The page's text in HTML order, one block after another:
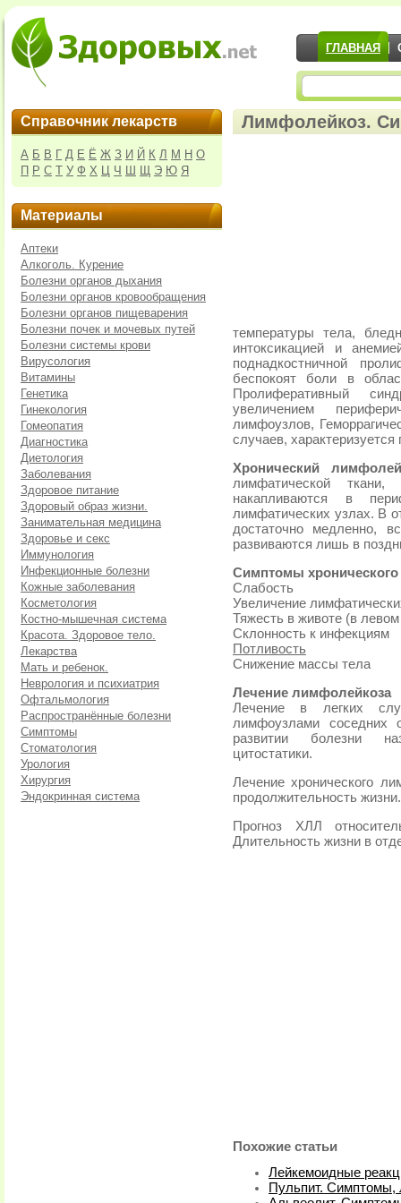
ГЛАВНАЯ
Справочник лекарств
А Б В Г Д Е Ё Ж З И Й К Л М Н О
П Р С Т У Ф Х Ц Ч Ш Щ Э Ю Я
Материалы
Аптеки
Алкоголь. Курение
Болезни органов дыхания
Болезни органов кровообращения
Болезни органов пищеварения
Болезни почек и мочевых путей
Болезни системы крови
Вирусология
Витамины
Генетика
Гинекология
Гомеопатия
Диагностика
Диетология
Заболевания
Здоровое питание
Здоровый образ жизни.
Занимательная медицина
Здоровье и секс
Иммунология
Инфекционные болезни
Кожные заболевания
Косметология
Костно-мышечная система
Красота. Здоровое тело.
Лекарства
Мать и ребенок.
Неврология и психиатрия
Офтальмология
Распространённые болезни
Симптомы
Стоматология
Урология
Хирургия
Эндокринная система
Лимфолейкоз.
температуры тела,
интоксикацией и
поднадкостничной
беспокоят боли в
Пролиферативный
увеличением
лимфоузлов,
случаев,
Хронический
лимфатической
накапливаются в
лимфатических узлах. В
достаточно медленно,
развиваются лишь в
Симптомы
Слабость
Увеличение
Тяжесть в животе (в
Склонность к инфекциям
Потливость
Снижение массы тела
Лечение лимфолейкоза
Лечение в легких
лимфоузлами соседних
развитии болезни
цитостатики.
Лечение хронического
продолжительность жизни.
Прогноз ХЛЛ
Длительность жизни в
Похожие статьи
Лейкемоидные
Пульпит. Симптомы,